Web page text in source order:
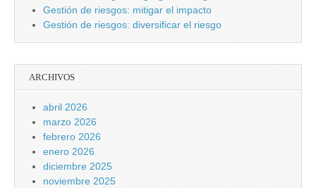
Gestión de riesgos: mitigar el impacto
Gestión de riesgos: diversificar el riesgo
ARCHIVOS
abril 2026
marzo 2026
febrero 2026
enero 2026
diciembre 2025
noviembre 2025